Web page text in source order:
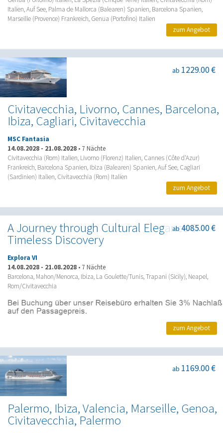
Italien, Auf See, Palma de Mallorca (Balearen) Spanien, Barcelona Spanien,
Marseille (Provence) Frankreich, Genua (Portofino) Italien
zum Angebot
Civitavecchia, Livorno, Cannes, Barcelona,
Ibiza, Cagliari, Civitavecchia
ab 1229.00 €
MSC Fantasia
14.08.2028 - 21.08.2028 • 7 Nächte
Civitavecchia (Rom) Italien, Livorno (Florenz) Italien, Cannes (Côte d'Azur)
Frankreich, Barcelona Spanien, Ibiza (Balearen) Spanien, Auf See, Cagliari
(Sardinien) Italien, Civitavecchia (Rom) Italien
zum Angebot
A Journey through Cultural Elegance &
Timeless Discovery
ab4085.00 €
Explora VI
14.08.2028 - 21.08.2028 • 7 Nächte
Barcelona, Mahon/Menorca, Ibiza, La Goulette/Tunis, Trapani (Sicily), Neapel,
Rom/Civitavecchia
zum Angebot
Palermo, Ibiza, Valencia, Marseille, Genoa,
Civitavecchia, Palermo
ab 1169.00 €